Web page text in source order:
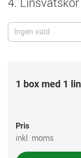
Ingen vald
1 box med 1
Pris
inkl. moms